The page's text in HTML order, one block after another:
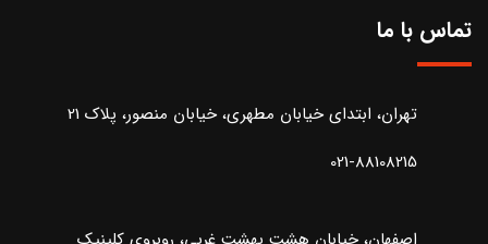
تماس با ما
تهران، ابتدای خیابان مطهری، خیابان منصور، پلاک 21
021-88108215